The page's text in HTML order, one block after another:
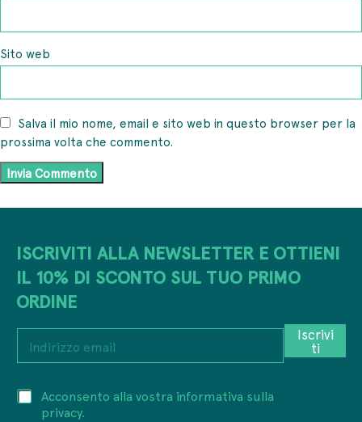
Sito web
Salva il mio nome, email e sito web in questo browser per la
prossima volta che commento.
ISCRIVITI ALLA NEWSLETTER E OTTIENI
IL 10% DI SCONTO SUL TUO PRIMO
ORDINE
*
i
r
I
d
r
P
r
Acconsento alla vostra informativa sulla
privacy.
Iscrivi
ti